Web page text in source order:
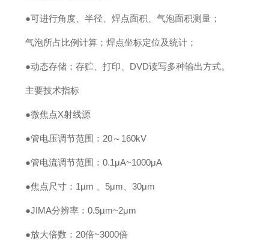
●可进行角度、半径、焊点面积、气泡面积测量；
气泡所占比例计算；焊点坐标定位及统计；
●动态存储；存贮、打印、DVD读写多种输出方式。
主要技术指标
●微焦点X射线源
●管电压调节范围：20～160kV
●管电流调节范围：0.1μA~1000μA
●焦点尺寸：1μm 、5μm、30μm
●JIMA分辨率：0.5μm~2μm
●放大倍数：20倍~3000倍